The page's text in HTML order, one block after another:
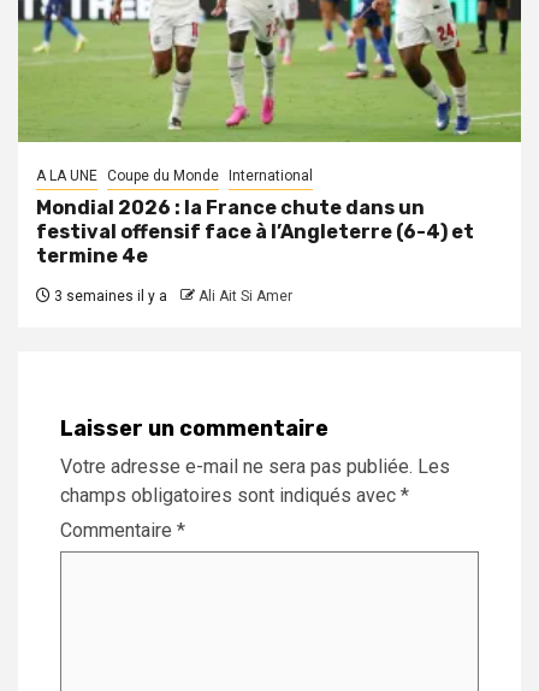
A LA UNE Coupe du Monde International
Mondial 2026 : la France chute dans un
festival offensif face à l’Angleterre (6-4) et
termine 4e
3 semaines il y a Ali Ait Si Amer
Laisser un commentaire
Votre adresse e-mail ne sera pas publiée. Les
champs obligatoires sont indiqués avec *
Commentaire *